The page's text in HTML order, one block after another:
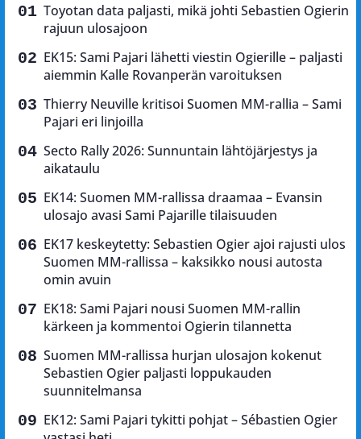
Toyotan data paljasti, mikä johti Sebastien Ogierin
rajuun ulosajoon
EK15: Sami Pajari lähetti viestin Ogierille – paljasti
aiemmin Kalle Rovanperän varoituksen
Thierry Neuville kritisoi Suomen MM-rallia – Sami
Pajari eri linjoilla
Secto Rally 2026: Sunnuntain lähtöjärjestys ja
aikataulu
EK14: Suomen MM-rallissa draamaa – Evansin
ulosajo avasi Sami Pajarille tilaisuuden
EK17 keskeytetty: Sebastien Ogier ajoi rajusti ulos
Suomen MM-rallissa – kaksikko nousi autosta
omin avuin
EK18: Sami Pajari nousi Suomen MM-rallin
kärkeen ja kommentoi Ogierin tilannetta
Suomen MM-rallissa hurjan ulosajon kokenut
Sebastien Ogier paljasti loppukauden
suunnitelmansa
EK12: Sami Pajari tykitti pohjat – Sébastien Ogier